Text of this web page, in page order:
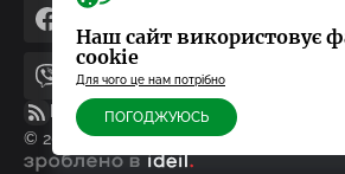
facebooktelegram
viber
youtube
RSS-стрічка
© 2010-2026, ТОВ «Редакція газети
зроблено в ideil.
Наш сайт використовує
cookie
Для чого це нам потрібно
ПОГОДЖУЮСЬ